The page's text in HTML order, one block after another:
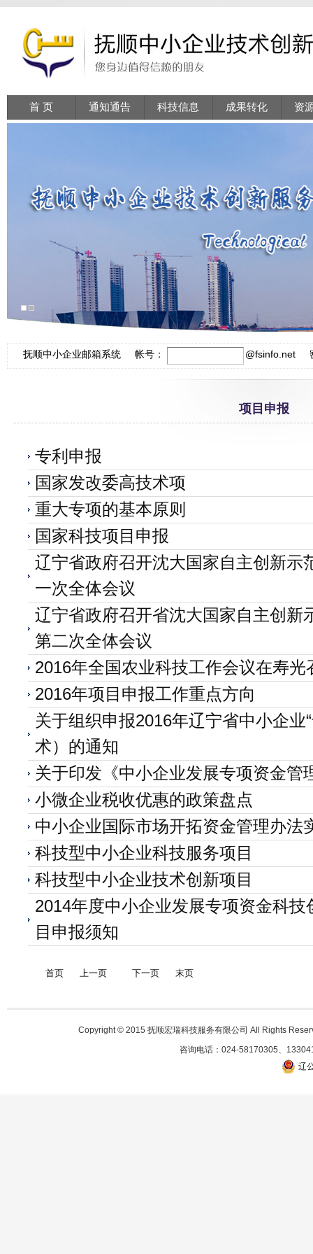
首 页 通知通告 科技信息 成果转化 资
抚顺中小企业邮箱系统 帐号： @fsinfo.net
项目申报
专利申报
国家发改委高技术项
重大专项的基本原则
国家科技项目申报
辽宁省政府召开沈大国家自主创新示
一次全体会议
辽宁省政府召开省沈大国家自主创新
第二次全体会议
2016年全国农业科技工作会议在寿光
2016年项目申报工作重点方向
关于组织申报2016年辽宁省中小企业
术）的通知
关于印发《中小企业发展专项资金管
小微企业税收优惠的政策盘点
中小企业国际市场开拓资金管理办法
科技型中小企业科技服务项目
科技型中小企业技术创新项目
2014年度中小企业发展专项资金科技
目申报须知
首页 上一页 下一页 末页
Copyright © 2015 抚顺宏瑞科技服务有限公司 All Rights
咨询电话：024-58170305、
辽